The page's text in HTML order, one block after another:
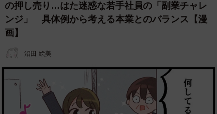
の押し売り…はた迷惑な若手社員の「副業チャレ
ンジ」 具体例から考える本業とのバランス【漫
画】
沼田 絵美